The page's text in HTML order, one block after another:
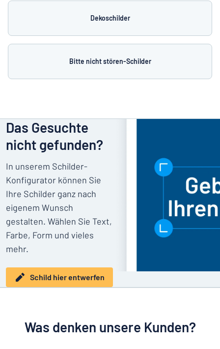
Dekoschilder
Bitte nicht stören-Schilder
Das Gesuchte
nicht gefunden?
In unserem Schilder-
Konfigurator können Sie
Ihre Schilder ganz nach
eigenem Wunsch
gestalten. Wählen Sie Text,
Farbe, Form und vieles
mehr.
Schild hier entwerfen
Was denken unsere Kunden?